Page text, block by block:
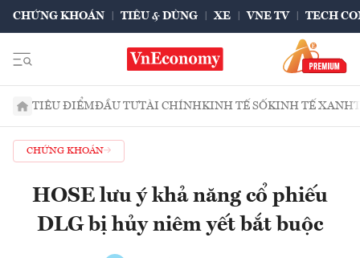
CHỨNG KHOÁN TIÊU & DÙNG XE VNE TV TECH
TIÊU ĐIỂMĐẦU TƯTÀI CHÍNHKINH TẾ SỐKINH TẾ XANH
CHỨNG KHOÁN
HOSE lưu ý khả năng cổ phiếu
DLG bị hủy niêm yết bắt buộc